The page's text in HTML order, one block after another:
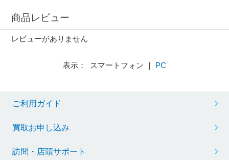
商品レビュー
レビューがありません
表示： スマートフォン ｜ PC
ご利用ガイド
買取お申し込み
訪問・店頭サポート